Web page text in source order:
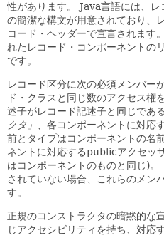
性があります。
Java言語には、レ
の簡潔な構文が用意されており、
コード・ヘッダーで宣言されます。
れたレコード・コンポーネントの
です。
レコード区分に次の必須メンバー
ド・クラスと同じ数のアクセス権
述子がレコード記述子と同じであ
クタ」
、各コンポーネントに対
前とタイプはコンポーネントの名
ネントに対応するpublicアクセッ
はコンポーネントのものと同じ)。
されていない場合、これらのメン
す。
正規のコンストラクタの暗黙的な
じアクセシビリティを持ち、対応